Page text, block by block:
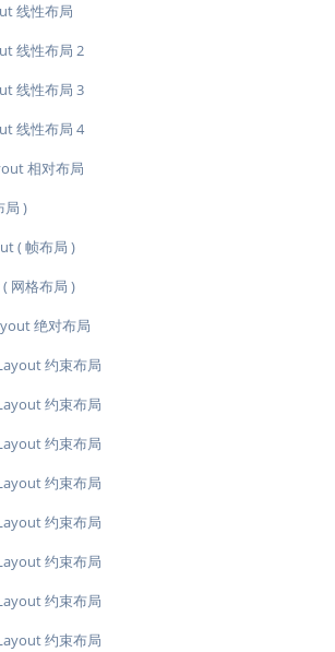
线性布局
线性布局 2
线性布局 3
线性布局 4
相对布局
局 )
( 帧布局 )
网格布局 )
绝对布局
约束布局
约束布局
约束布局
约束布局
约束布局
约束布局
约束布局
约束布局